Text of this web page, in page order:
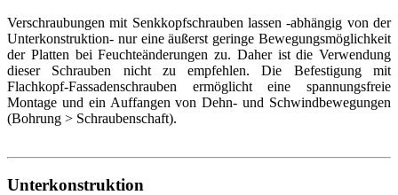
Verschraubungen mit Senkkopfschrauben lassen -abhängig von der
Unterkonstruktion- nur eine äußerst geringe Bewegungsmöglichkeit
der Platten bei Feuchteänderungen zu. Daher ist die Verwendung
dieser Schrauben nicht zu empfehlen. Die Befestigung mit
Flachkopf-Fassadenschrauben ermöglicht eine spannungsfreie
Montage und ein Auffangen von Dehn- und Schwindbewegungen
(Bohrung > Schraubenschaft).
Unterkonstruktion